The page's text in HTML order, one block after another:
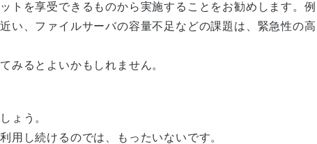
トを享受できるものから実施することをお勧めします。例
い、ファイルサーバの容量不足などの課題は、緊急性の高
みるとよいかもしれません。
ょう。
用し続けるのでは、もったいないです。